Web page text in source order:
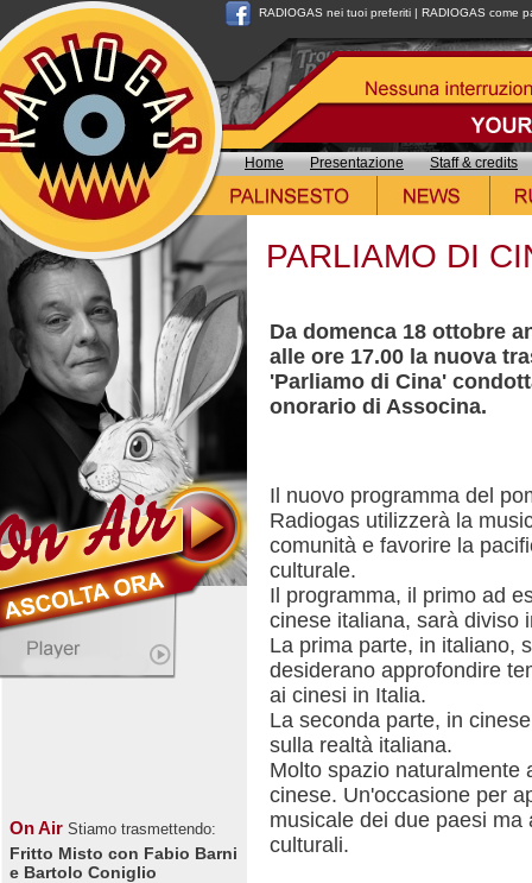
RADIOGAS nei tuoi preferiti | RADIOGAS come
Home Presentazione Staff & credits
On Air Stiamo trasmettendo:
Fritto Misto con Fabio Barni
e Bartolo Coniglio
PARLIAMO DI
Da domenca 18 ottobre
alle ore 17.00 la nuova
'Parliamo di Cina'
onorario di Associna.
Il nuovo programma del
Radiogas utilizzerà la
comunità e favorire la
culturale.
Il programma, il primo ad
cinese italiana, sarà diviso
La prima parte, in italiano,
desiderano approfondire
ai cinesi in Italia.
La seconda parte, in
sulla realtà italiana.
Molto spazio naturalmente
cinese. Un'occasione per
musicale dei due paesi
culturali.